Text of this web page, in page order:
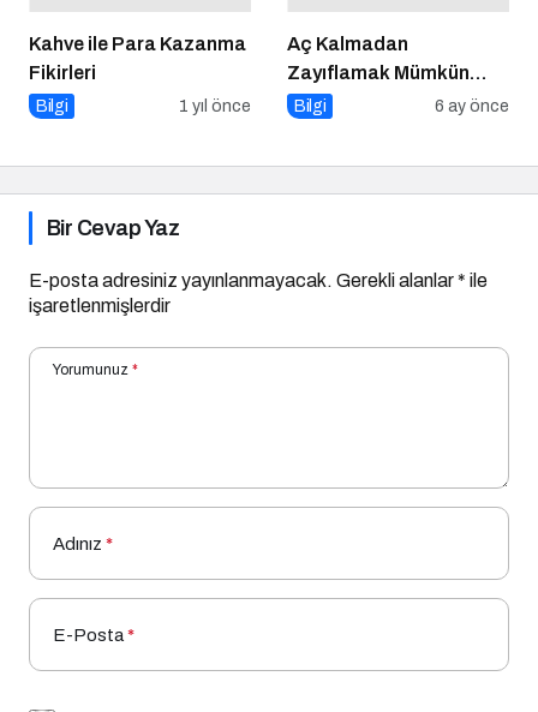
Kahve ile Para Kazanma
Fikirleri
Bilgi 1 yıl önce
Aç Kalmadan
Zayıflamak Mümkün
mü?
Bilgi 6 ay önce
Bir Cevap Yaz
E-posta adresiniz yayınlanmayacak. Gerekli alanlar* ile
işaretlenmişlerdir
Yorumunuz *
Adınız *
E-Posta*